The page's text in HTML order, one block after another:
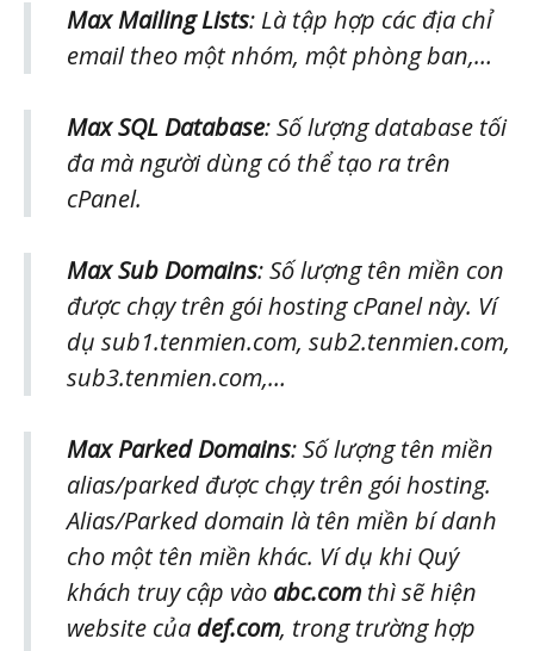
Max Mailing Lists: Là tập hợp các địa chỉ
email theo một nhóm, một phòng ban,…
Max SQL Database: Số lượng database tối
đa mà người dùng có thể tạo ra trên
cPanel.
Max Sub Domains: Số lượng tên miền con
được chạy trên gói hosting cPanel này. Ví
dụ sub1.tenmien.com, sub2.tenmien.com,
sub3.tenmien.com,…
Max Parked Domains: Số lượng tên miền
alias/parked được chạy trên gói hosting.
Alias/Parked domain là tên miền bí danh
cho một tên miền khác. Ví dụ khi Quý
khách truy cập vào abc.com thì sẽ hiện
website của def.com, trong trường hợp